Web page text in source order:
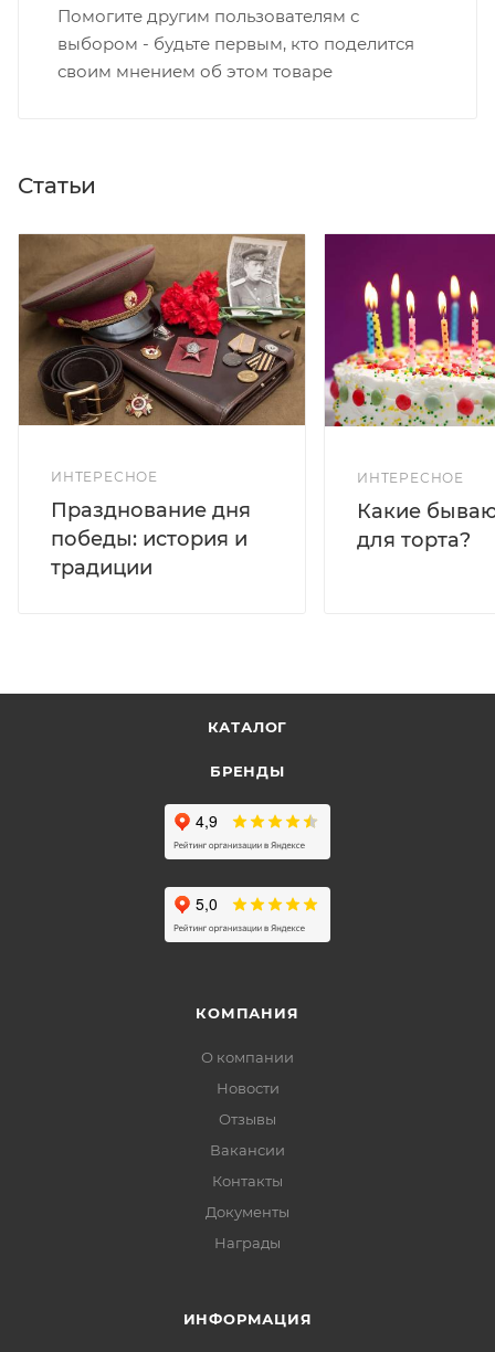
Помогите другим пользователям с
выбором - будьте первым, кто поделится
своим мнением об этом товаре
Статьи
ИНТЕРЕСНОЕ
Празднование дня
победы: история и
традиции
ИНТЕРЕСНОЕ
Какие
для торта?
КАТАЛОГ
БРЕНДЫ
КОМПАНИЯ
О компании
Новости
Отзывы
Вакансии
Контакты
Документы
Награды
ИНФОРМАЦИЯ